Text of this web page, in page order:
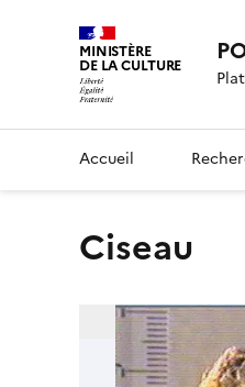
MINISTÈRE
DE LA CULTURE
Accueil
ciseau